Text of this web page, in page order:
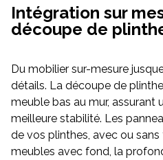
Intégration sur
découpe de
Du mobilier sur-mesure
détails. La découpe de
meuble bas au mur, assurant
meilleure stabilité. Les
de vos plinthes, avec ou
meubles avec fond, la